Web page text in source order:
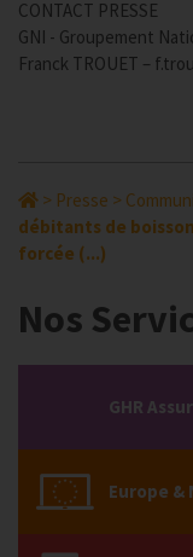
CONTACT PRESSE
GNI - Groupement
Franck TROUET –
> Presse >
débitants de
forcée (...)
Nos
GHR
Europe &